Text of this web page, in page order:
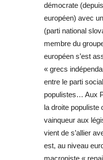
démocrate
européen) avec
(parti national
membre du
européen s’est
« grecs
entre le parti
populistes… Aux
la droite populiste
vainqueur aux
vient de s’allier
est, au niveau
macroniste «